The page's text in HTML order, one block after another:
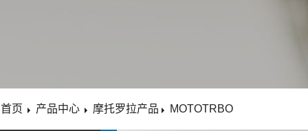
首页 产品中心 摩托罗拉产品 MOTOTRBO